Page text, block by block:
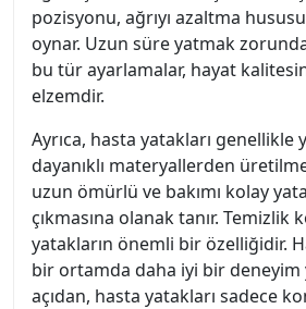
pozisyonu, ağrıyı azaltma
oynar. Uzun süre yatmak
bu tür ayarlamalar, hayat
elzemdir.
Ayrıca, hasta yatakları genellikle
dayanıklı materyallerden
uzun ömürlü ve bakımı kolay
çıkmasına olanak tanır. Temizlik
yatakların önemli bir özelliğidir.
bir ortamda daha iyi bir deneyim
açıdan, hasta yatakları sadece